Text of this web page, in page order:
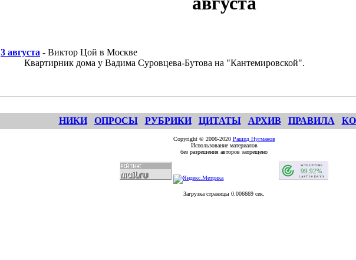
3 августа - Виктор Цой в Москве
Квартирник дома у Вадима Суровцева-Бутова на "Кантемировской".
НИКИ ОПРОСЫ РУБРИКИ ЦИТАТЫ АРХИВ ПРАВИЛА
Copyright © 2006-2020 Рашид Нугманов
Использование материалов
без разрешения авторов запрещено
Загрузка страницы 0.006669 сек.